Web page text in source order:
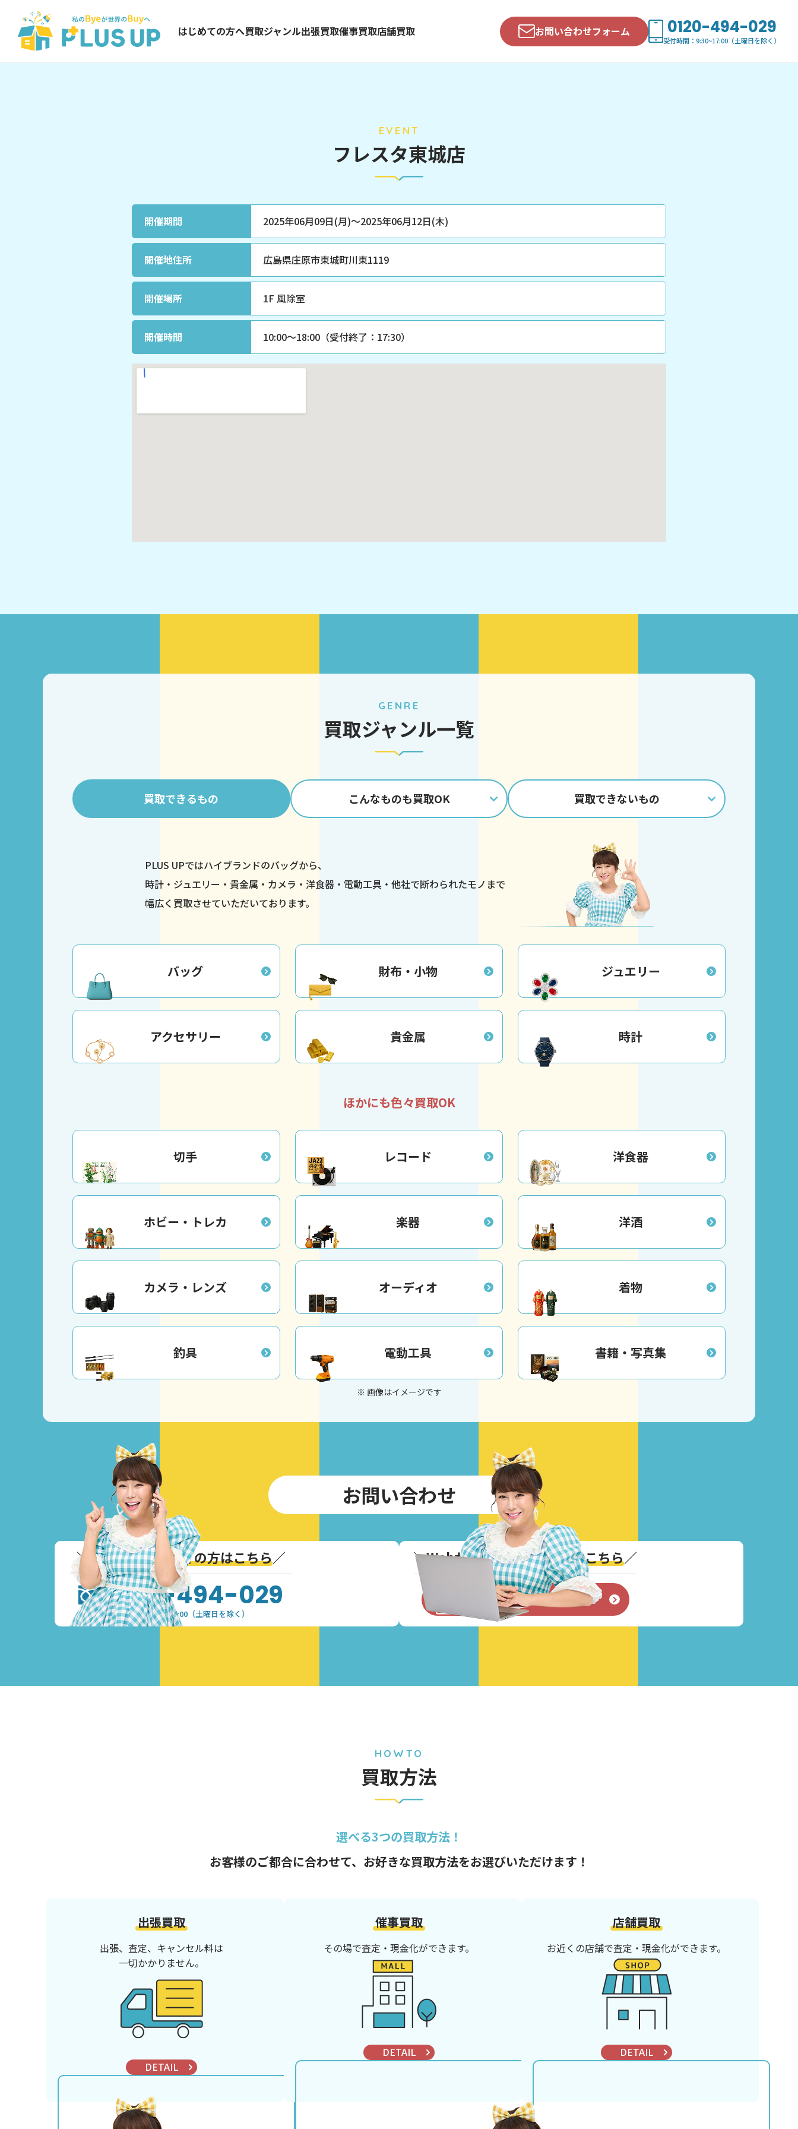
はじめての方へ買取ジャンル出張買取催事買取店舗買取 お問い合わせフォーム 0120-494-029
受付時間：9:30~17:00（土曜日を除く）
EVENT
フレスタ東城店
開催期間 2025年06月09日(月)～2025年06月12日(木)
開催地住所 広島県庄原市東城町川東1119
開催場所 1F 風除室
開催時間 10:00〜18:00（受付終了：17:30）
GENRE
買取ジャンル一覧
買取できるもの こんなものも買取OK 買取できないもの
PLUS UPではハイブランドのバッグから、
時計・ジュエリー・貴金属・カメラ・洋食器・ 電動工具・他社で断わられたモノまで
幅広く買取させていただいております。
バッグ 財布・小物 ジュエリー
アクセサリー 貴金属 時計
ほかにも色々買取OK
切手 レコード 洋食器
ホビー・トレカ 楽器 洋酒
カメラ・レンズ オーディオ 着物
釣具 電動工具 書籍・写真集
※ 画像はイメージです
お問い合わせ
＼ 通話無料！お急ぎの方はこちら／
0120-494-029
受付時間：9:30~17:00（土曜日を除く）
＼Webからのお問い合わせはこちら／
お問い合わせフォーム
HOWTO
買取方法
選べる3つの買取方法！
お客様のご都合に合わせて、 お好きな買取方法をお選びいただけます！
出張買取
出張、査定、キャンセル料は
一切かかりません。
DETAIL
催事買取
その場で査定・現金化ができます。
DETAIL
店舗買取
お近くの店舗で査定・現金化ができます。
DETAIL